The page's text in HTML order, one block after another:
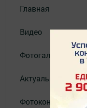
Главная
Видео
Фотогалереи
Актуальное видео
Фотоконкурс